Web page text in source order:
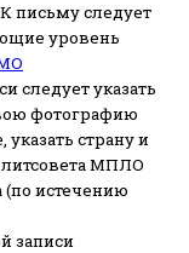
К письму следует
уровень
следует указать
фотографию
указать страну и
МПЛО
(по истечению
записи